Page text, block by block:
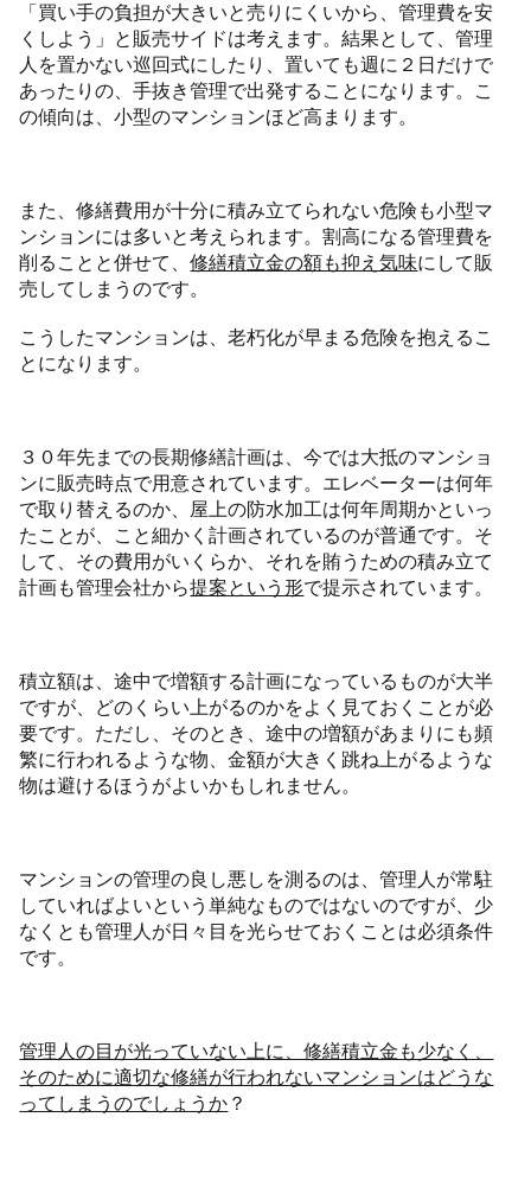
「買い手の負担が大きいと売りにくいから、管理費を安
くしよう」と販売サイドは考えます。結果として、管理
人を置かない巡回式にしたり、置いても週に２日だけで
あったりの、手抜き管理で出発することになります。こ
の傾向は、小型のマンションほど高まります。
また、修繕費用が十分に積み立てられない危険も小型マ
ンションには多いと考えられます。割高になる管理費を
削ることと併せて、修繕積立金の額も抑え気味にして販
売してしまうのです。
こうしたマンションは、老朽化が早まる危険を抱えるこ
とになります。
３０年先までの長期修繕計画は、今では大抵のマンショ
ンに販売時点で用意されています。エレベーターは何年
で取り替えるのか、屋上の防水加工は何年周期かといっ
たことが、こと細かく計画されているのが普通です。そ
して、その費用がいくらか、それを賄うための積み立て
計画も管理会社から提案という形で提示されています。
積立額は、途中で増額する計画になっているものが大半
ですが、どのくらい上がるのかをよく見ておくことが必
要です。ただし、そのとき、途中の増額があまりにも頻
繁に行われるような物、金額が大きく跳ね上がるような
物は避けるほうがよいかもしれません。
マンションの管理の良し悪しを測るのは、管理人が常駐
していればよいという単純なものではないのですが、少
なくとも管理人が日々目を光らせておくことは必須条件
です。
管理人の目が光っていない上に、修繕積立金も少なく、
そのために適切な修繕が行われないマンションはどうな
ってしまうのでしょうか ？